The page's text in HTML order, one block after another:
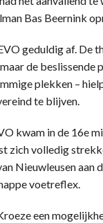
Bas Beernink
geduldig af. De
de beslissende
plekken –
te blijven.
kwam in de 16e
zich volledig
Nieuwleusen aan
voetreflex.
een